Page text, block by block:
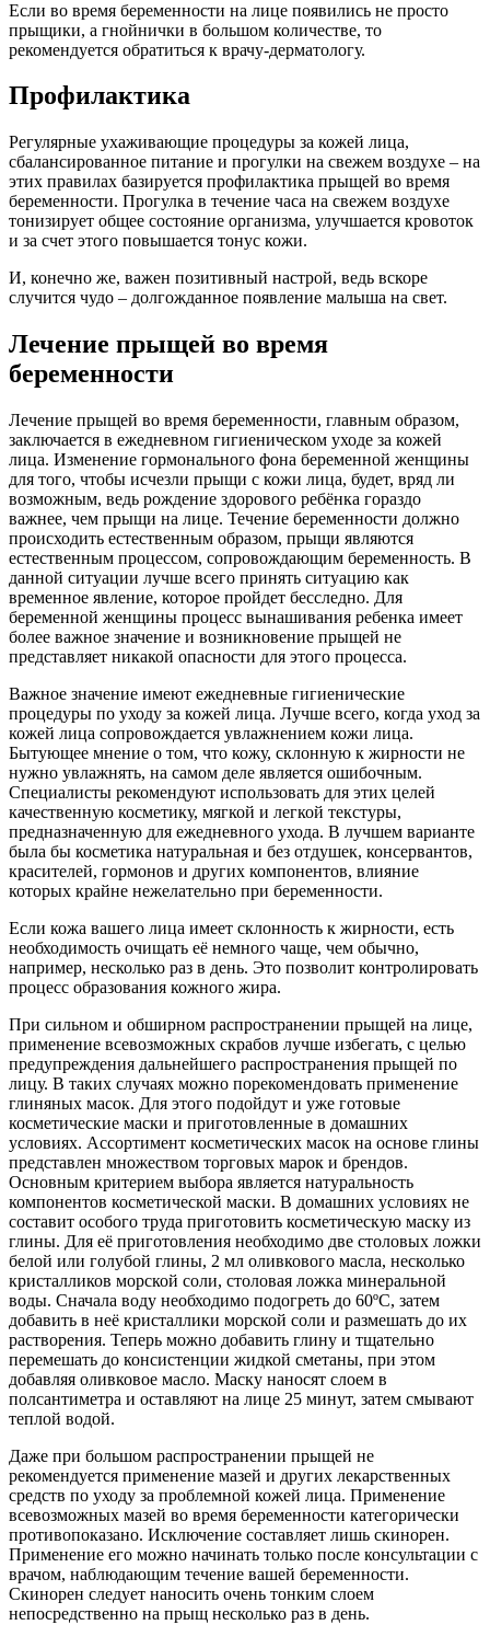
Если во время беременности на лице появились не просто
прыщики, а гнойнички в большом количестве, то
рекомендуется обратиться к врачу-дерматологу.
Профилактика
Регулярные ухаживающие процедуры за кожей лица,
сбалансированное питание и прогулки на свежем воздухе – на
этих правилах базируется профилактика прыщей во время
беременности. Прогулка в течение часа на свежем воздухе
тонизирует общее состояние организма, улучшается кровоток
и за счет этого повышается тонус кожи.
И, конечно же, важен позитивный настрой, ведь вскоре
случится чудо – долгожданное появление малыша на свет.
Лечение прыщей во время
беременности
Лечение прыщей во время беременности, главным образом,
заключается в ежедневном гигиеническом уходе за кожей
лица. Изменение гормонального фона беременной женщины
для того, чтобы исчезли прыщи с кожи лица, будет, вряд ли
возможным, ведь рождение здорового ребёнка гораздо
важнее, чем прыщи на лице. Течение беременности должно
происходить естественным образом, прыщи являются
естественным процессом, сопровождающим беременность. В
данной ситуации лучше всего принять ситуацию как
временное явление, которое пройдет бесследно. Для
беременной женщины процесс вынашивания ребенка имеет
более важное значение и возникновение прыщей не
представляет никакой опасности для этого процесса.
Важное значение имеют ежедневные гигиенические
процедуры по уходу за кожей лица. Лучше всего, когда уход за
кожей лица сопровождается увлажнением кожи лица.
Бытующее мнение о том, что кожу, склонную к жирности не
нужно увлажнять, на самом деле является ошибочным.
Специалисты рекомендуют использовать для этих целей
качественную косметику, мягкой и легкой текстуры,
предназначенную для ежедневного ухода. В лучшем варианте
была бы косметика натуральная и без отдушек, консервантов,
красителей, гормонов и других компонентов, влияние
которых крайне нежелательно при беременности.
Если кожа вашего лица имеет склонность к жирности, есть
необходимость очищать её немного чаще, чем обычно,
например, несколько раз в день. Это позволит контролировать
процесс образования кожного жира.
При сильном и обширном распространении прыщей на лице,
применение всевозможных скрабов лучше избегать, с целью
предупреждения дальнейшего распространения прыщей по
лицу. В таких случаях можно порекомендовать применение
глиняных масок. Для этого подойдут и уже готовые
косметические маски и приготовленные в домашних
условиях. Ассортимент косметических масок на основе глины
представлен множеством торговых марок и брендов.
Основным критерием выбора является натуральность
компонентов косметической маски. В домашних условиях не
составит особого труда приготовить косметическую маску из
глины. Для её приготовления необходимо две столовых ложки
белой или голубой глины, 2 мл оливкового масла, несколько
кристалликов морской соли, столовая ложка минеральной
воды. Сначала воду необходимо подогреть до 60ºС, затем
добавить в неё кристаллики морской соли и размешать до их
растворения. Теперь можно добавить глину и тщательно
перемешать до консистенции жидкой сметаны, при этом
добавляя оливковое масло. Маску наносят слоем в
полсантиметра и оставляют на лице 25 минут, затем смывают
теплой водой.
Даже при большом распространении прыщей не
рекомендуется применение мазей и других лекарственных
средств по уходу за проблемной кожей лица. Применение
всевозможных мазей во время беременности категорически
противопоказано. Исключение составляет лишь скинорен.
Применение его можно начинать только после консультации с
врачом, наблюдающим течение вашей беременности.
Скинорен следует наносить очень тонким слоем
непосредственно на прыщ несколько раз в день.